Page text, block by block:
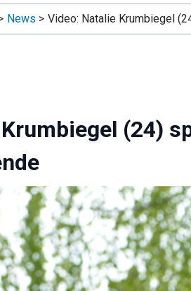
News Video: Natalie Krumbiegel
(24)